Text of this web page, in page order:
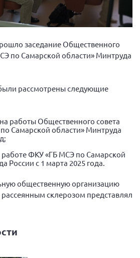
Матвиевская О.В.
Н.В.
служба
отношений
Д.Е.
М.В.
А.В.
И.В.
Л.В.
Жаворонкова Г.М.
2026
2025
ОООИБРС 2025
2024
заседание Общественного
по Самарской области» Минтруда
рассмотрены следующие
работы Общественного совета
Самарской области» Минтруда
работе ФКУ «ГБ МСЭ по Самарской
России с 1 марта 2025 года.
общественную организацию
склерозом представлял